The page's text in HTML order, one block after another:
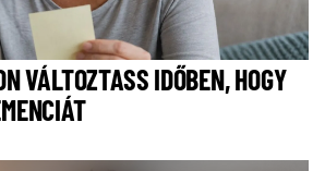
VÁLTOZTASS IDŐBEN, HOGY